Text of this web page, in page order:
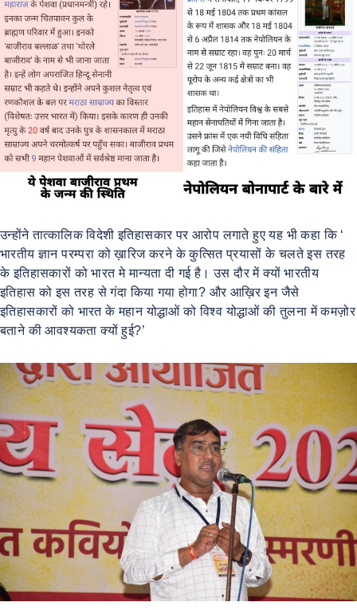
उन्होंने तात्कालिक विदेशी इतिहासकार पर आरोप लगाते हुए यह भी कहा कि ‘
भारतीय ज्ञान परम्परा को ख़ारिज करने के कुत्सित प्रयासों के चलते इस तरह
के इतिहासकारों को भारत मे मान्यता दी गई है। उस दौर में क्यों भारतीय
इतिहास को इस तरह से गंदा किया गया होगा? और आख़िर इन जैसे
इतिहासकारों को भारत के महान योद्धाओं को विश्व योद्धाओं की तुलना में कमज़ोर
बताने की आवश्यकता क्यों हुई?’